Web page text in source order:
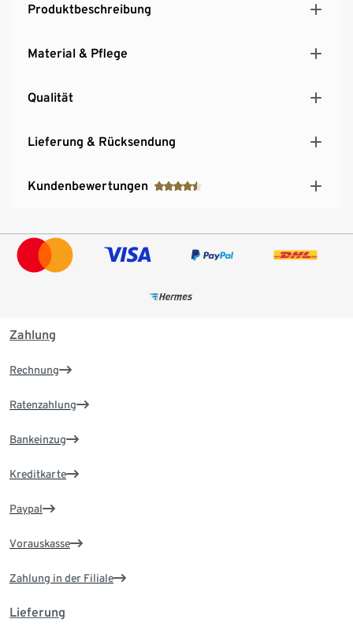
Produktbeschreibung
Material & Pflege
Qualität
Lieferung & Rücksendung
Kundenbewertungen
Zahlung
Rechnung
Ratenzahlung
Bankeinzug
Kreditkarte
Paypal
Vorauskasse
Zahlung in der Filiale
Lieferung